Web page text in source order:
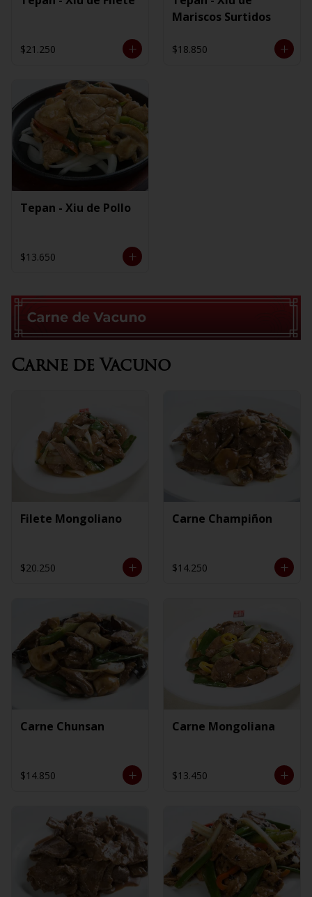
$21.250
Mariscos Surtidos
$18.850
Tepan - Xiu de Pollo
$13.650
Carne de Vacuno
Filete Mongoliano
$20.250
Carne Champiñon
$14.250
Carne Chunsan
$14.850
Carne Mongoliana
$13.450